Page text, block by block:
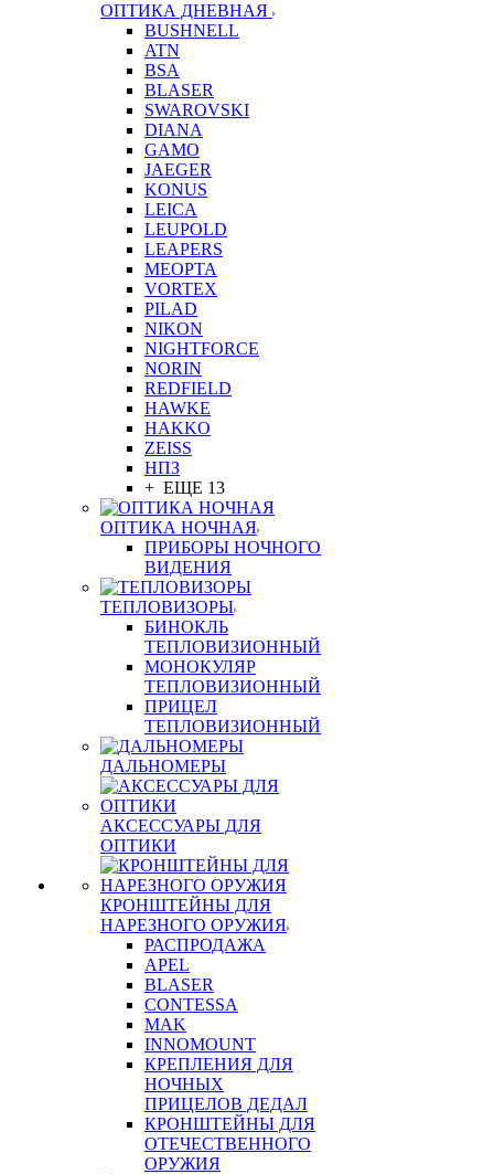
ОПТИКА ДНЕВНАЯ
BUSHNELL
ATN
BSA
BLASER
SWAROVSKI
DIANA
GAMO
JAEGER
KONUS
LEICA
LEUPOLD
LEAPERS
MEOPTA
VORTEX
PILAD
NIKON
NIGHTFORCE
NORIN
REDFIELD
HAWKE
HAKKO
ZEISS
НПЗ
+ ЕЩЕ 13
ОПТИКА НОЧНАЯ
ПРИБОРЫ НОЧНОГО
ВИДЕНИЯ
ТЕПЛОВИЗОРЫ
БИНОКЛЬ
ТЕПЛОВИЗИОННЫЙ
МОНОКУЛЯР
ТЕПЛОВИЗИОННЫЙ
ПРИЦЕЛ
ТЕПЛОВИЗИОННЫЙ
ДАЛЬНОМЕРЫ
АКСЕССУАРЫ ДЛЯ
ОПТИКИ
КРОНШТЕЙНЫ ДЛЯ
НАРЕЗНОГО ОРУЖИЯ
РАСПРОДАЖА
APEL
BLASER
CONTESSA
MAK
INNOMOUNT
КРЕПЛЕНИЯ ДЛЯ
НОЧНЫХ
ПРИЦЕЛОВ ДЕДАЛ
КРОНШТЕЙНЫ ДЛЯ
ОТЕЧЕСТВЕННОГО
ОРУЖИЯ